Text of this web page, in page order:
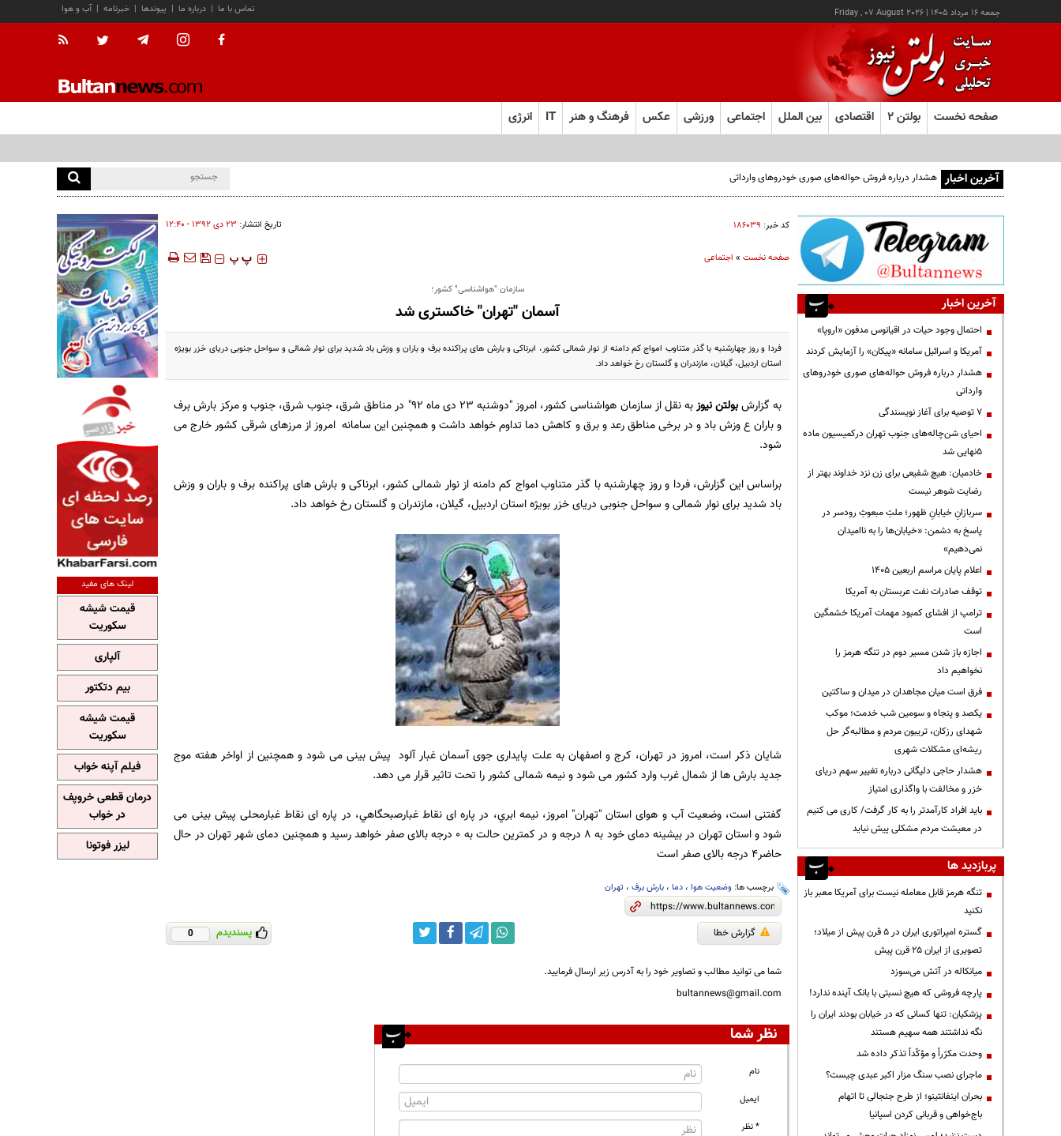
جمعه ۱۶ مرداد ۱۴۰۵ |
Friday , 07 August 2026 آب و هوا | خبرنامه | پیوندها | درباره ما | تماس با ما
صفحه نخست بولتن ۲ اقتصادی بین الملل اجتماعی ورزشی عکس فرهنگ و هنر IT انرژی
آخرین اخبار هشدار درباره فروش حواله‌های صوری خودروهای وارداتی
کد خبر: ۱۸۶۰۳۹ تاریخ انتشار: ۲۳ دی ۱۳۹۲ - ۱۲:۴۰
صفحه نخست» اجتماعی ‍‍‍ پ پ
سازمان "هواشناسی" کشور؛
آسمان "تهران" خاکستری شد
فردا و روز چهارشنبه با گذر متناوب امواج کم دامنه از نوار شمالی کشور، ابرناکی و بارش های پراکنده برف و باران و وزش باد شدید برای نوار شمالی و سواحل جنوبی دریای خزر بویژه
استان اردبیل، گیلان، مازندران و گلستان رخ خواهد داد.
به گزارشبولتن نیوز
به نقل از سازمان هواشناسی کشور، امروز "دوشنبه 23 دی ماه 92" در مناطق شرق، جنوب شرق، جنوب و مرکز بارش برف
و باران ع وزش باد و در برخی مناطق رعد و برق و کاهش دما تداوم خواهد داشت و همچنین این سامانه امروز از مرزهای شرقی کشور خارج می
شود.
براساس این گزارش، فردا و روز چهارشنبه با گذر متناوب امواج کم دامنه از نوار شمالی کشور، ابرناکی و بارش های پراکنده برف و باران و وزش
باد شدید برای نوار شمالی و سواحل جنوبی دریای خزر بویژه استان اردبیل، گیلان، مازندران و گلستان رخ خواهد داد.
شایان ذکر است، امروز در تهران، کرج و اصفهان به علت پایداری جوی آسمان غبار آلود پیش بینی می شود و همچنین از اواخر هفته موج
جدید بارش ها از شمال غرب وارد کشور می شود و نیمه شمالی کشور را تحت تاثیر قرار می دهد.
گفتنی است، وضعیت آب و هوای استان "تهران" امروز، نيمه ابري، در پاره ای نقاط غبارصبحگاهي، در پاره ای نقاط غبارمحلی پیش بینی می
شود و استان تهران در بیشینه دمای خود به 8 درجه و در کمترین حالت به 0 درجه بالای صفر خواهد رسید و همچنین دمای شهر تهران در حال
حاضر4 درجه بالای صفر است
برچسب ها: وضعیت هوا، دما، بارش برف، تهران
گزارش خطا پسندیدم 0
شما می توانید مطالب و تصاویر خود را به آدرس زیر ارسال فرمایید.
bultannews@gmail.com
نظر شما
نام
ایمیل
* نظر
آخرین اخبار
احتمال وجود حیات در اقیانوس مدفون «اروپا»
آمریکا و اسرائیل سامانه «پیکان» را آزمایش کردند
هشدار درباره فروش حواله‌های صوری خودروهای
وارداتی
۷ توصیه برای آغاز نویسندگی
احیای شن‌چاله‌های جنوب تهران درکمیسیون ماده
۵نهایی شد
خادمیان: هیچ شفیعی برای زن نزد خداوند بهتر از
رضایت شوهر نیست
سربازانِ خیابانِ ظهور؛ ملتِ مبعوثِ رودسر در
پاسخ به دشمن: «خیابان‌ها را به ناامیدان
نمی‌دهیم»
اعلام پایان مراسم اربعین ۱۴۰۵
توقف صادرات نفت عربستان به آمریکا
ترامپ از افشای کمبود مهمات آمریکا خشمگین
است
اجازه باز شدن مسیر دوم در تنگه هرمز را
نخواهیم داد
فرق است میان مجاهدان در میدان و ساکتین
یکصد و پنجاه و سومین شب خدمت؛ موکب
شهدای رزکان، تریبون مردم و مطالبه‌گر حل
ریشه‌ای مشکلات شهری
هشدار حاجی دلیگانی درباره تغییر سهم دریای
خزر و مخالفت با واگذاری امتیاز
باید افراد کارآمدتر را به کار گرفت/ کاری می کنیم
در معیشت مردم مشکلی پیش نیاید
پربازدید ها
تنگه هرمز قابل معامله نیست برای آمریکا معبر باز
نکنید
گستره امپراتوری ایران در ۵ قرن پیش از میلاد؛
تصویری از ایران ۲۵ قرن پیش
میانکاله در آتش می‌سوزد
پارچه فروشی که هیچ نسبتی با بانک آینده ندارد!
پزشکیان: تنها کسانی که در خیابان بودند ایران را
نگه نداشتند همه سهیم هستند
وحدت مکرّراً و مؤکّداً تذکر داده شد
ماجرای نصب سنگ مزار اکبر عبدی چیست؟
بحران اینفانتینو؛ از طرح جنجالی تا اتهام
باج‌خواهی و قربانی کردن اسپانیا
لینک های مفید
قیمت شیشه
سکوریت
آلپاری
بیم دتکتور
قیمت شیشه
سکوریت
فیلم آپنه خواب
درمان قطعی خروپف
در خواب
لیزر فوتونا